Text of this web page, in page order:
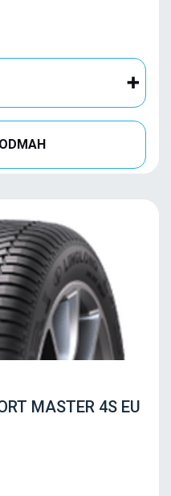
MASTER 4S EU